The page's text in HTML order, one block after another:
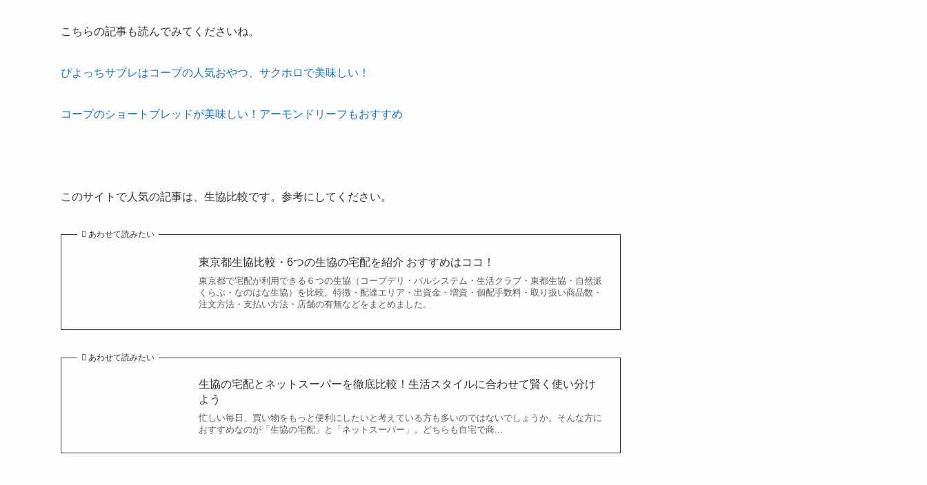
こちらの記事も読んでみてくださいね。
ぴよっちサブレはコープの人気おやつ、サクホロで美味しい！
コープのショートブレッドが美味しい！アーモンドリーフもおすすめ
このサイトで人気の記事は、生協比較です。参考にしてください。
あわせて読みたい
東京都生協比較・6つの生協の宅配を紹介 おすすめはココ！
東京都で宅配が利用できる６つの生協（コープデリ・パルシステム・生活クラブ・東都生協・自然派
くらぶ・なのはな生協）を比較。特徴・配達エリア・出資金・増資・個配手数料・取り扱い商品数・
注文方法・支払い方法・店舗の有無などをまとめました。
あわせて読みたい
生協の宅配とネットスーパーを徹底比較！生活スタイルに合わせて賢く使い分け
よう
忙しい毎日、買い物をもっと便利にしたいと考えている方も多いのではないでしょうか。そんな方に
おすすめなのが「生協の宅配」と「ネットスーパー」。どちらも自宅で商...